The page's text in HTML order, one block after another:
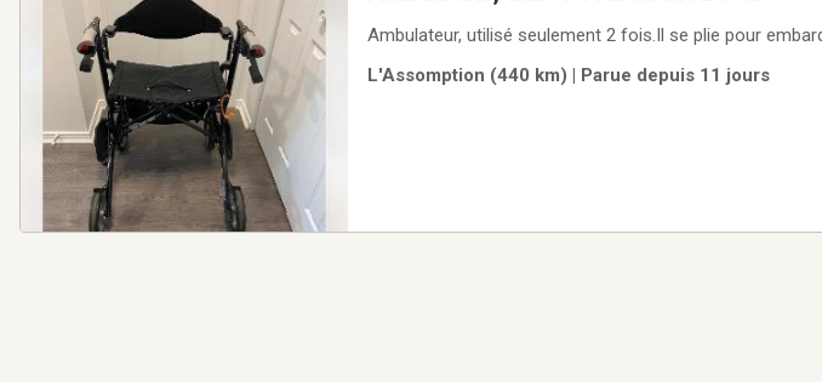
Ambulateur, utilisé seulement 2 fois.Il se plie pour
L'Assomption (440 km) | Parue depuis 11 jours